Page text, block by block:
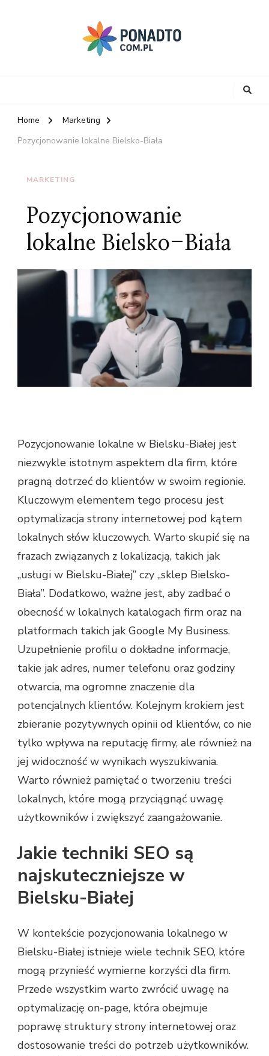
Home
Marketing
Pozycjonowanie lokalne Bielsko-Biała
MARKETING
Pozycjonowanie
lokalne Bielsko-Biała
Pozycjonowanie lokalne w Bielsku-Białej jest
niezwykle istotnym aspektem dla firm, które
pragną dotrzeć do klientów w swoim regionie.
Kluczowym elementem tego procesu jest
optymalizacja strony internetowej pod kątem
lokalnych słów kluczowych. Warto skupić się na
frazach związanych z lokalizacją, takich jak
„usługi w Bielsku-Białej” czy „sklep Bielsko-
Biała”. Dodatkowo, ważne jest, aby zadbać o
obecność w lokalnych katalogach firm oraz na
platformach takich jak Google My Business.
Uzupełnienie profilu o dokładne informacje,
takie jak adres, numer telefonu oraz godziny
otwarcia, ma ogromne znaczenie dla
potencjalnych klientów. Kolejnym krokiem jest
zbieranie pozytywnych opinii od klientów, co nie
tylko wpływa na reputację firmy, ale również na
jej widoczność w wynikach wyszukiwania.
Warto również pamiętać o tworzeniu treści
lokalnych, które mogą przyciągnąć uwagę
użytkowników i zwiększyć zaangażowanie.
Jakie techniki SEO są
najskuteczniejsze w
Bielsku-Białej
W kontekście pozycjonowania lokalnego w
Bielsku-Białej istnieje wiele technik SEO, które
mogą przynieść wymierne korzyści dla firm.
Przede wszystkim warto zwrócić uwagę na
optymalizację on-page, która obejmuje
poprawę struktury strony internetowej oraz
dostosowanie treści do potrzeb użytkowników.